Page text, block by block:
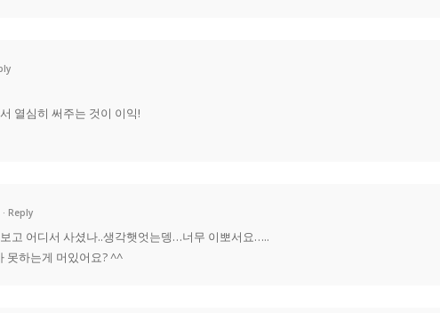
열심히 써주는 것이 이익!
Reply
고 어디서 사셨나..생각햇엇는뎅…너무 이뽀서요…..
못하는게 머있어요? ^^